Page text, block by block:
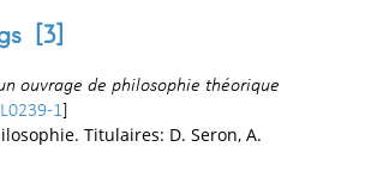
[3]
ouvrage de philosophie théorique
1
Titulaires: D. Seron, A.